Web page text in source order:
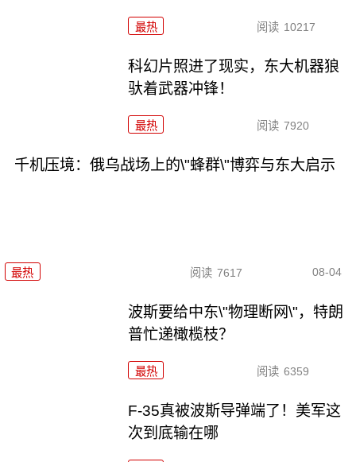
最热 阅读 10217
科幻片照进了现实，东大机器狼
驮着武器冲锋！
最热 阅读 7920
千机压境：俄乌战场上的\"蜂群\"博弈与东大启示
最热 阅读 7617 08-04
波斯要给中东\"物理断网\"，特朗
普忙递橄榄枝？
最热 阅读 6359
F-35真被波斯导弹端了！美军这
次到底输在哪